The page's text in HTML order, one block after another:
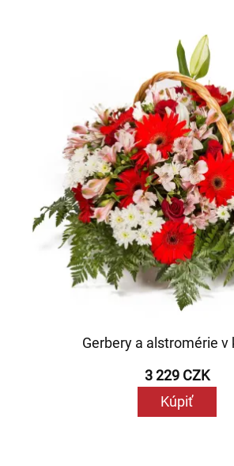
Gerbery a alstromérie v
3 229 CZK
Kúpiť